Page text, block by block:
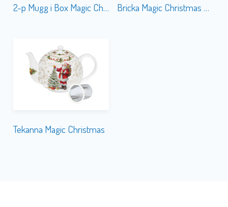
2-p Mugg i Box Magic Christmas Bricka Magic Christmas Rekt
Tekanna Magic Christmas